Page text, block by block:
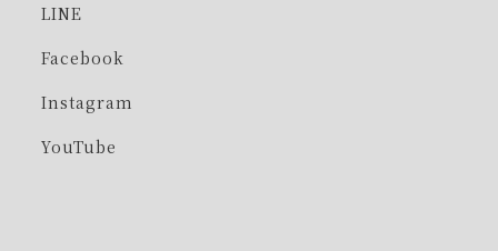
LINE
Facebook
Instagram
YouTube